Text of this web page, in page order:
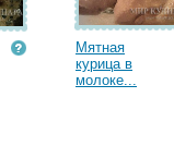
Мятная
курица в
молоке...